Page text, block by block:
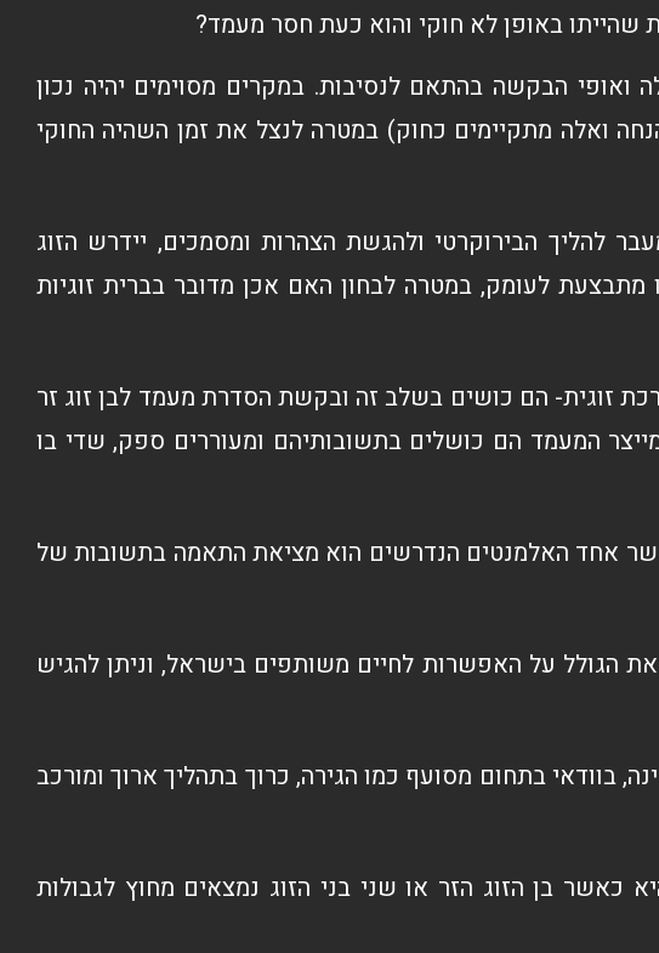
באופן לא חוקי והוא כעת חסר מעמד?
ואופי הבקשה בהתאם לנסיבות. במקרים מסוימים יהיה נכון
ואלה מתקיימים כחוק) במטרה לנצל את זמן השהיה החוקי
הבירוקרטי ולהגשת הצהרות ומסמכים, יידרש הזוג
מתבצעת לעומק, במטרה לבחון האם אכן מדובר בברית זוגיות
זוגית- הם כושים בשלב זה ובקשת הסדרת מעמד לבן זוג זר
המעמד הם כושלים בתשובותיהם ומעוררים ספק, שדי בו
אחד האלמנטים הנדרשים הוא מציאת התאמה בתשובות של
על האפשרות לחיים משותפים בישראל, וניתן להגיש
בתחום מסועף כמו הגירה, כרוך בתהליך ארוך ומורכב
בן הזוג הזר או שני בני הזוג נמצאים מחוץ לגבולות